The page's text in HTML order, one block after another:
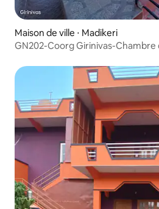
Maison de ville ⋅ Madikeri
GN202-Coorg Girinivas-